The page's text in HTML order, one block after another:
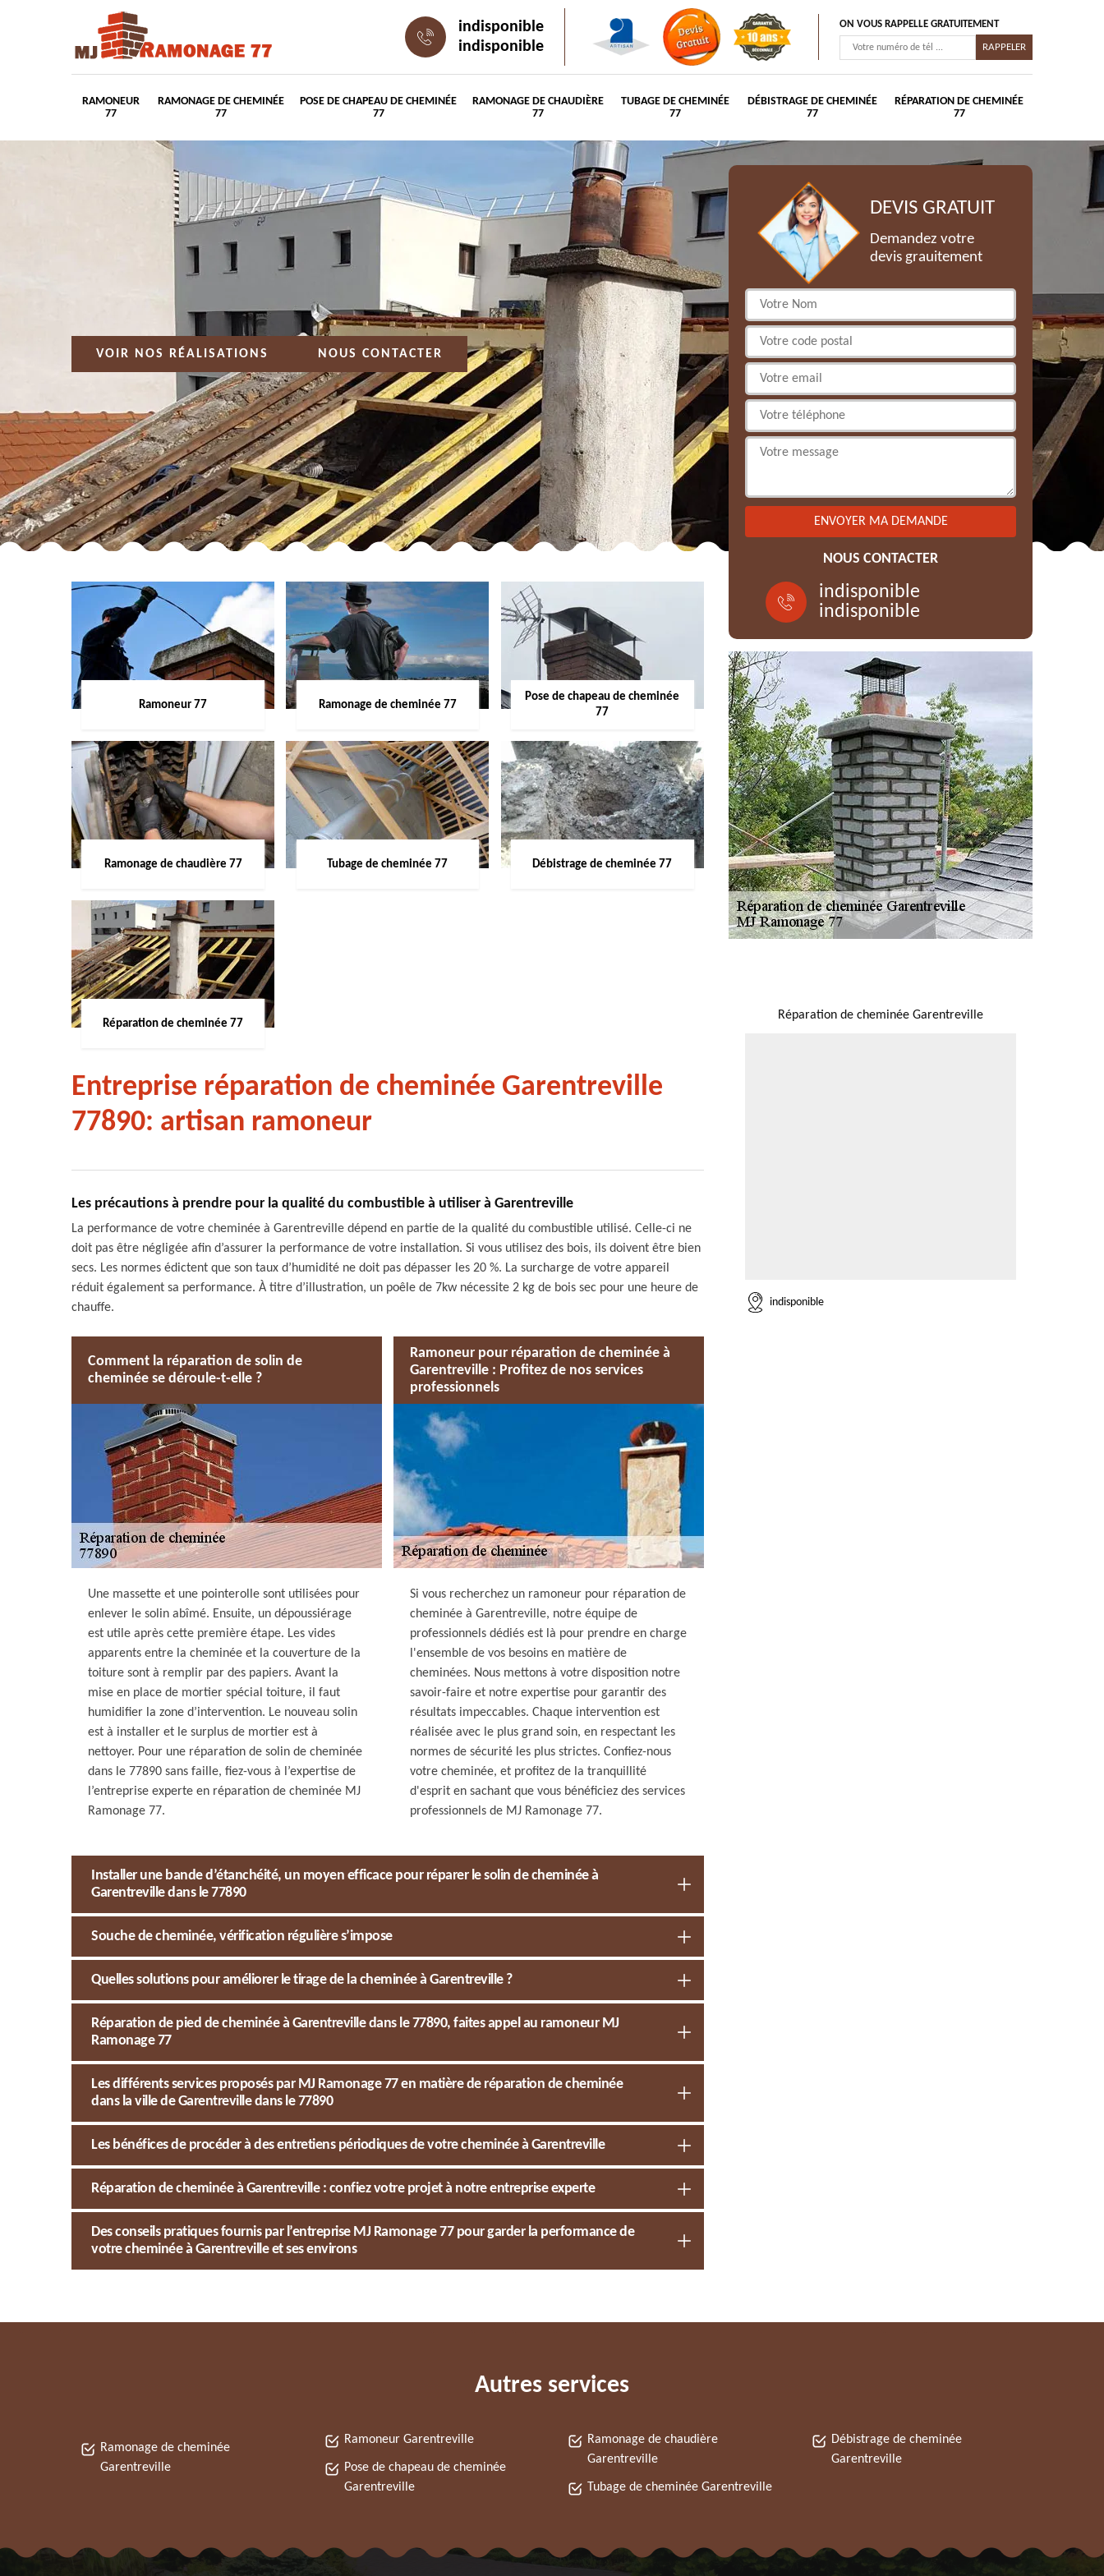
indisponible
indisponible
ON VOUS RAPPELLE GRATUITEMENT
RAMONEUR
77
RAMONAGE DE CHEMINÉE
77
POSE DE CHAPEAU DE CHEMINÉE
77
RAMONAGE DE CHAUDIÈRE
77
TUBAGE DE CHEMINÉE
77
DÉBISTRAGE DE CHEMINÉE
77
RÉPARATION DE CHEMINÉE
77
VOIR NOS RÉALISATIONS NOUS CONTACTER
Ramoneur 77 Ramonage de cheminée 77
Pose de chapeau de cheminée
77
Ramonage de chaudière 77 Tubage de cheminée 77 Débistrage de cheminée 77
Réparation de cheminée 77
Entreprise réparation de cheminée Garentreville
77890: artisan ramoneur
Les précautions à prendre pour la qualité du combustible à utiliser à Garentreville
La performance de votre cheminée à Garentreville dépend en partie de la qualité du combustible utilisé. Celle-ci ne
doit pas être négligée afin d’assurer la performance de votre installation. Si vous utilisez des bois, ils doivent être bien
secs. Les normes édictent que son taux d’humidité ne doit pas dépasser les 20 %. La surcharge de votre appareil
réduit également sa performance. À titre d’illustration, un poêle de 7kw nécessite 2 kg de bois sec pour une heure de
chauffe.
Comment la réparation de solin de
cheminée se déroule-t-elle ?
Une massette et une pointerolle sont utilisées pour
enlever le solin abîmé. Ensuite, un dépoussiérage
est utile après cette première étape. Les vides
apparents entre la cheminée et la couverture de la
toiture sont à remplir par des papiers. Avant la
mise en place de mortier spécial toiture, il faut
humidifier la zone d’intervention. Le nouveau solin
est à installer et le surplus de mortier est à
nettoyer. Pour une réparation de solin de cheminée
dans le 77890 sans faille, fiez-vous à l’expertise de
l’entreprise experte en réparation de cheminée MJ
Ramonage 77.
Ramoneur pour réparation de cheminée à
Garentreville : Profitez de nos services
professionnels
Si vous recherchez un ramoneur pour réparation de
cheminée à Garentreville, notre équipe de
professionnels dédiés est là pour prendre en charge
l'ensemble de vos besoins en matière de
cheminées. Nous mettons à votre disposition notre
savoir-faire et notre expertise pour garantir des
résultats impeccables. Chaque intervention est
réalisée avec le plus grand soin, en respectant les
normes de sécurité les plus strictes. Confiez-nous
votre cheminée, et profitez de la tranquillité
d'esprit en sachant que vous bénéficiez des services
professionnels de MJ Ramonage 77.
Installer une bande d’étanchéité, un moyen efficace pour réparer le solin de cheminée à
Garentreville dans le 77890
Souche de cheminée, vérification régulière s’impose
Quelles solutions pour améliorer le tirage de la cheminée à Garentreville ?
Réparation de pied de cheminée à Garentreville dans le 77890, faites appel au ramoneur MJ
Ramonage 77
Les différents services proposés par MJ Ramonage 77 en matière de réparation de cheminée
dans la ville de Garentreville dans le 77890
Les bénéfices de procéder à des entretiens périodiques de votre cheminée à Garentreville
Réparation de cheminée à Garentreville : confiez votre projet à notre entreprise experte
Des conseils pratiques fournis par l’entreprise MJ Ramonage 77 pour garder la performance de
votre cheminée à Garentreville et ses environs
DEVIS GRATUIT
Demandez votre
devis grauitement
NOUS CONTACTER
indisponible
indisponible
Réparation de cheminée Garentreville
indisponible
Autres services
Ramonage de cheminée
Garentreville
Ramoneur Garentreville
Pose de chapeau de cheminée
Garentreville
Ramonage de chaudière
Garentreville
Tubage de cheminée Garentreville
Débistrage de cheminée
Garentreville